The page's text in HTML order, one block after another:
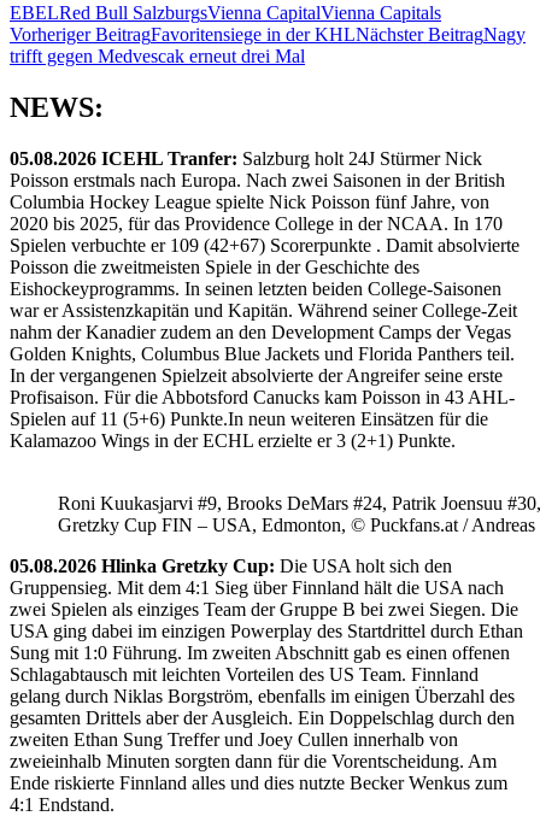
EBELRed Bull SalzburgsVienna CapitalVienna Capitals
Beitragsnavigation
Vorheriger BeitragFavoritensiege in der KHLNächster BeitragNagy
trifft gegen Medvescak erneut drei Mal
NEWS:
05.08.2026 ICEHL Tranfer: Salzburg holt 24J Stürmer Nick
Poisson erstmals nach Europa. Nach zwei Saisonen in der British
Columbia Hockey League spielte Nick Poisson fünf Jahre, von
2020 bis 2025, für das Providence College in der NCAA. In 170
Spielen verbuchte er 109 (42+67) Scorerpunkte . Damit absolvierte
Poisson die zweitmeisten Spiele in der Geschichte des
Eishockeyprogramms. In seinen letzten beiden College-Saisonen
war er Assistenzkapitän und Kapitän. Während seiner College-Zeit
nahm der Kanadier zudem an den Development Camps der Vegas
Golden Knights, Columbus Blue Jackets und Florida Panthers teil.
In der vergangenen Spielzeit absolvierte der Angreifer seine erste
Profisaison. Für die Abbotsford Canucks kam Poisson in 43 AHL-
Spielen auf 11 (5+6) Punkte.In neun weiteren Einsätzen für die
Kalamazoo Wings in der ECHL erzielte er 3 (2+1) Punkte.
Roni Kuukasjarvi #9, Brooks DeMars #24, Patrik Joensuu
Gretzky Cup FIN – USA, Edmonton, © Puckfans.at / Andreas
05.08.2026 Hlinka Gretzky Cup: Die USA holt sich den
Gruppensieg. Mit dem 4:1 Sieg über Finnland hält die USA nach
zwei Spielen als einziges Team der Gruppe B bei zwei Siegen. Die
USA ging dabei im einzigen Powerplay des Startdrittel durch Ethan
Sung mit 1:0 Führung. Im zweiten Abschnitt gab es einen offenen
Schlagabtausch mit leichten Vorteilen des US Team. Finnland
gelang durch Niklas Borgström, ebenfalls im einigen Überzahl des
gesamten Drittels aber der Ausgleich. Ein Doppelschlag durch den
zweiten Ethan Sung Treffer und Joey Cullen innerhalb von
zweieinhalb Minuten sorgten dann für die Vorentscheidung. Am
Ende riskierte Finnland alles und dies nutzte Becker Wenkus zum
4:1 Endstand.